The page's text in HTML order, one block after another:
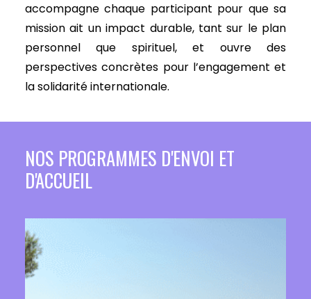
accompagne chaque participant pour que sa
mission ait un impact durable, tant sur le plan
personnel que spirituel, et ouvre des
perspectives concrètes pour l’engagement et
la solidarité internationale.
NOS PROGRAMMES D'ENVOI ET
D'ACCUEIL